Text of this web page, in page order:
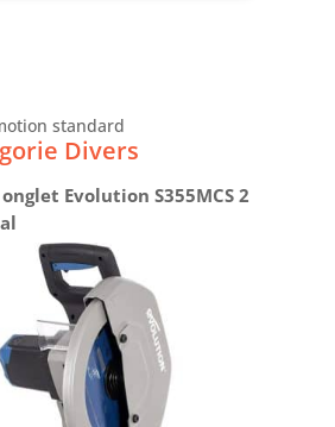
Divers
Evolution S355MCS 2